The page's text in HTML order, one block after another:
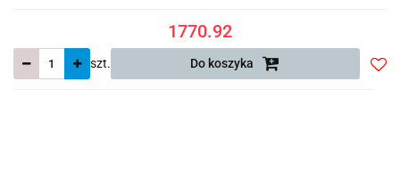
1770.92
szt. Do koszyka